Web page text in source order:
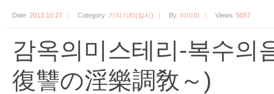
Date 2013.10.27 Category 기리기리(임시) By 야이라 Views 5057
감옥의미스테리-복수의
復讐の淫樂調敎～)